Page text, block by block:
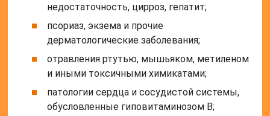
недостаточность, цирроз, гепатит;
псориаз, экзема и прочие
дерматологические заболевания;
отравления ртутью, мышьяком, метиленом
и иными токсичными химикатами;
патологии сердца и сосудистой системы,
обусловленные гиповитаминозом B;